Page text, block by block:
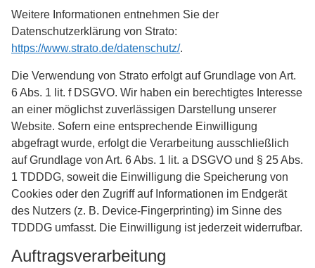
Weitere Informationen entnehmen Sie der
Datenschutzerklärung von Strato:
https://www.strato.de/datenschutz/.
Die Verwendung von Strato erfolgt auf Grundlage von Art.
6 Abs. 1 lit. f DSGVO. Wir haben ein berechtigtes Interesse
an einer möglichst zuverlässigen Darstellung unserer
Website. Sofern eine entsprechende Einwilligung
abgefragt wurde, erfolgt die Verarbeitung ausschließlich
auf Grundlage von Art. 6 Abs. 1 lit. a DSGVO und § 25 Abs.
1 TDDDG, soweit die Einwilligung die Speicherung von
Cookies oder den Zugriff auf Informationen im Endgerät
des Nutzers (z. B. Device-Fingerprinting) im Sinne des
TDDDG umfasst. Die Einwilligung ist jederzeit widerrufbar.
Auftragsverarbeitung